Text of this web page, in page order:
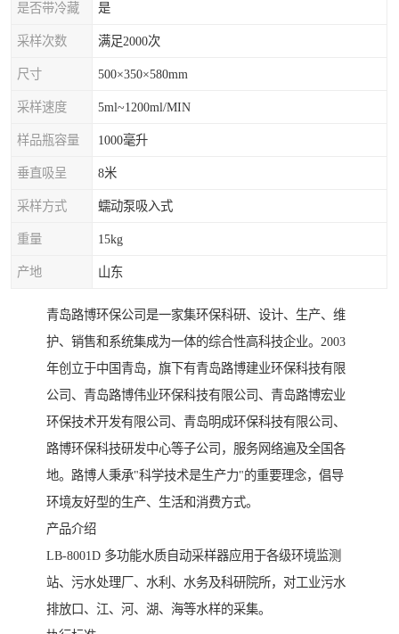
是否带冷藏 是
采样次数 满足2000次
尺寸 500×350×580mm
采样速度 5ml~1200ml/MIN
样品瓶容量 1000毫升
垂直吸呈 8米
采样方式 蠕动泵吸入式
重量 15kg
产地 山东
青岛路博环保公司是一家集环保科研、设计、生产、维
护、销售和系统集成为一体的综合性高科技企业。2003
年创立于中国青岛，旗下有青岛路博建业环保科技有限
公司、青岛路博伟业环保科技有限公司、青岛路博宏业
环保技术开发有限公司、青岛明成环保科技有限公司、
路博环保科技研发中心等子公司，服务网络遍及全国各
地。路博人秉承"科学技术是生产力"的重要理念，倡导
环境友好型的生产、生活和消费方式。
产品介绍
LB-8001D 多功能水质自动采样器应用于各级环境监测
站、污水处理厂、水利、水务及科研院所，对工业污水
排放口、江、河、湖、海等水样的采集。